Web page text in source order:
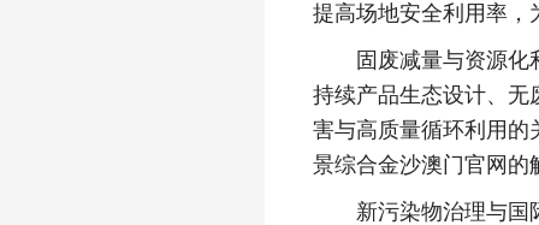
提高场地安全利用率，
固废减量与资源化利
持续产品生态设计、无
害与高质量循环利用的
景综合金沙澳门官网的
新污染物治理与国际